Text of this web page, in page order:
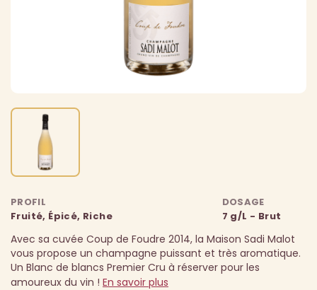
PROFIL
Fruité, Épicé, Riche
DOSAGE
7 g/L - Brut
Avec sa cuvée Coup de Foudre 2014, la Maison Sadi Malot
vous propose un champagne puissant et très aromatique.
Un Blanc de blancs Premier Cru à réserver pour les
amoureux du vin ! En savoir plus